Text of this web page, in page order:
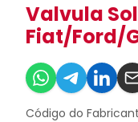
Valvula
Fiat/Ford/
Código do